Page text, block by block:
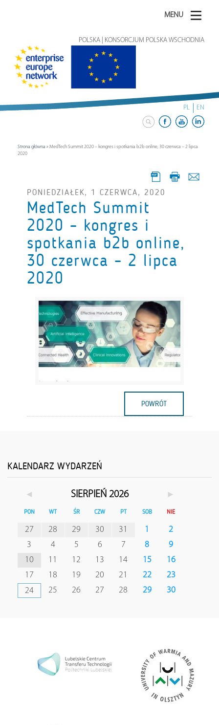
MENU
POLSKA | KONSORCJUM POLSKA WSCHODNIA
PL EN
Strona główna »MedTech Summit 2020 – kongres i spotkania b2b online, 30 czerwca – 2 lipca
2020
PONIEDZIAŁEK, 1 CZERWCA, 2020
MedTech Summit
2020 – kongres i
spotkania b2b online,
30 czerwca – 2 lipca
2020
POWRÓT
KALENDARZ WYDARZEŃ
◄ SIERPIEŃ 2026 ►
PON WT ŚR CZW PT SOB NIE
27 28 29 30 31 1
2
3
4 5 6 7 8
9
10
11 12 13 14 15
16
17
18 19 20 21 22
23
24
25 26 27 28 29 30